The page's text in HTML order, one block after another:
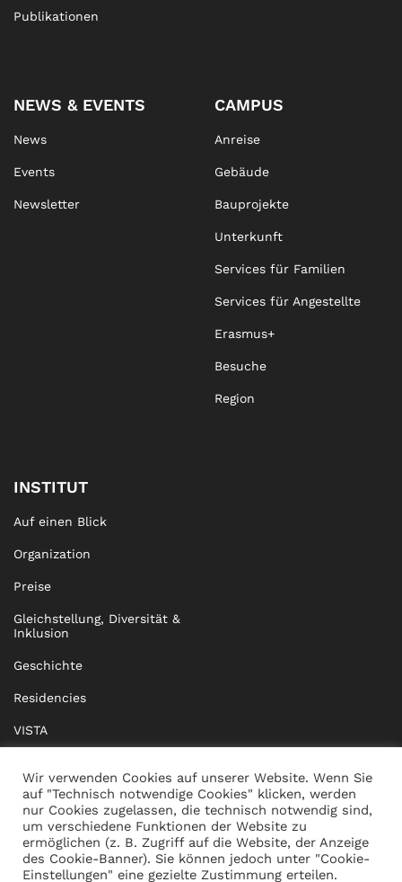
Publikationen
NEWS & EVENTS
News
Events
Newsletter
CAMPUS
Anreise
Gebäude
Bauprojekte
Unterkunft
Services für Familien
Services für Angestellte
Erasmus+
Besuche
Region
INSTITUT
Auf einen Blick
Organization
Preise
Gleichstellung, Diversität &
Inklusion
Geschichte
Residencies
VISTA
BRIDGE Network
Dokumente
Wir verwenden Cookies auf unserer Website. Wenn Sie
auf "Technisch notwendige Cookies" klicken, werden
nur Cookies zugelassen, die technisch notwendig sind,
um verschiedene Funktionen der Website zu
ermöglichen (z. B. Zugriff auf die Website, der Anzeige
des Cookie-Banner). Sie können jedoch unter "Cookie-
Einstellungen" eine gezielte Zustimmung erteilen.